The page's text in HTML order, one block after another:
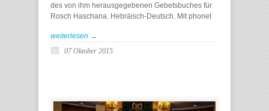
des von ihm herausgegebenen Gebetsbuches für
Rosch Haschana. Hebräisch-Deutsch. Mit phonet
weiterlesen →
07 Oktober 2015